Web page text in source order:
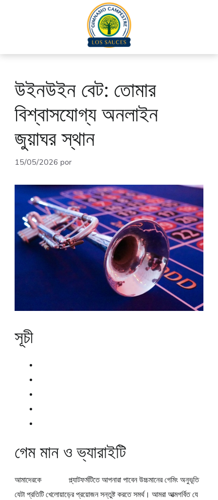
উইনউইন বেট: তোমার
বিশ্বাসযোগ্য অনলাইন
জুয়াঘর স্থান
15/05/2026 por
সূচী
গেম মান ও ভ্যারাইটি
আমাদেরকে
প্ল্যাটফর্মটিতে আপনারা পাবেন উচ্চমানের গেমিং অনুভূতি
যেটা প্রতিটি খেলোয়াড়ের প্রয়োজন সন্তুষ্ট করতে সমর্থ। আমরা আত্মগর্বিত যে